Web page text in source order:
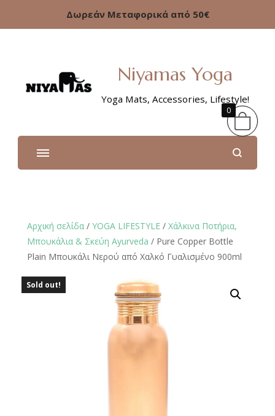
Δωρεάν Μεταφορικά από 50€
Niyamas Yoga
Yoga Mats, Accessories, Lifestyle!
Αρχική σελίδα / YOGA LIFESTYLE / Xάλκινα Ποτήρια,
Μπουκάλια & Σκεύη Ayurveda / Pure Copper Bottle
Plain Μπουκάλι Νερού από Χαλκό Γυαλισμένο 900ml
Sold out!
0